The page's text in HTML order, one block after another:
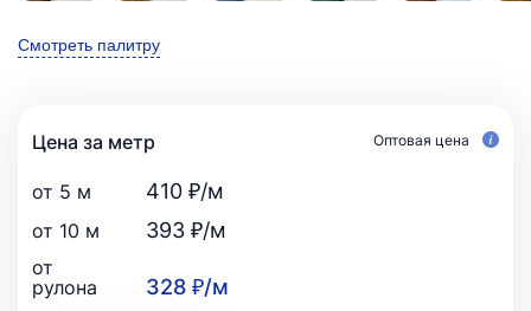
Смотреть палитру
Цена за метр Оптовая цена
от 5 м 410 ₽/м
от 10 м 393 ₽/м
от
рулона
328 ₽/м